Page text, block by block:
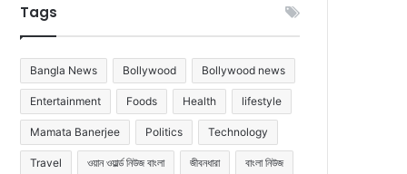
Tags
Bangla News Bollywood Bollywood news
Entertainment Foods Health lifestyle
Mamata Banerjee Politics Technology
Travel ওয়ান ওয়ার্ল্ড নিউজ বাংলা জীবনধারা বাংলা নিউজ